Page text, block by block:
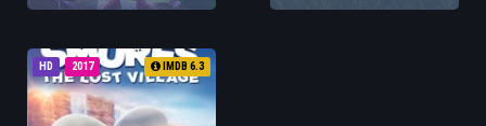
HD 2017 IMDB 6.3